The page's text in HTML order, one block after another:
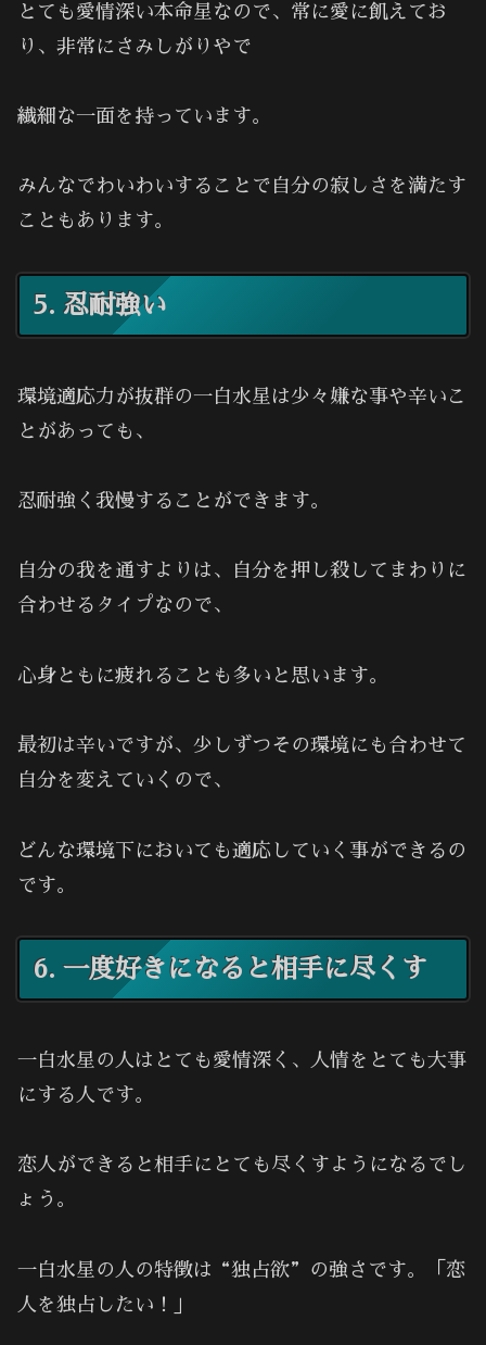
とても愛情深い本命星なので、常に愛に飢えてお
り、非常にさみしがりやで
繊細な一面を持っています。
みんなでわいわいすることで自分の寂しさを満たす
こともあります。
5. 忍耐強い
環境適応力が抜群の一白水星は少々嫌な事や辛いこ
とがあっても、
忍耐強く我慢することができます。
自分の我を通すよりは、自分を押し殺してまわりに
合わせるタイプなので、
心身ともに疲れることも多いと思います。
最初は辛いですが、少しずつその環境にも合わせて
自分を変えていくので、
どんな環境下においても適応していく事ができるの
です。
6. 一度好きになると相手に尽くす
一白水星の人はとても愛情深く、人情をとても大事
にする人です。
恋人ができると相手にとても尽くすようになるでし
ょう。
一白水星の人の特徴は“独占欲”の強さです。「恋
人を独占したい！」